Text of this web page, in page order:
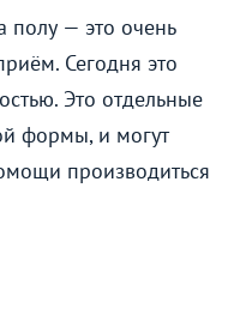
полу — это очень
Сегодня это
Это отдельные
формы, и могут
производиться